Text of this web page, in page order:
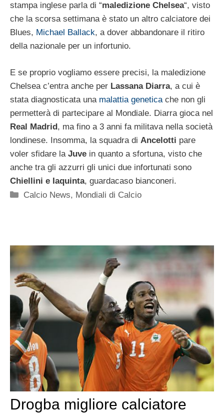
stampa inglese parla di “maledizione Chelsea“, visto
che la scorsa settimana è stato un altro calciatore dei
Blues, Michael Ballack, a dover abbandonare il ritiro
della nazionale per un infortunio.
E se proprio vogliamo essere precisi, la maledizione
Chelsea c’entra anche per Lassana Diarra, a cui è
stata diagnosticata una malattia genetica che non gli
permetterà di partecipare al Mondiale. Diarra gioca nel
Real Madrid, ma fino a 3 anni fa militava nella società
londinese. Insomma, la squadra di Ancelotti pare
voler sfidare la Juve in quanto a sfortuna, visto che
anche tra gli azzurri gli unici due infortunati sono
Chiellini e Iaquinta, guardacaso bianconeri.
Categorie
Calcio News, Mondiali di Calcio
Drogba migliore calciatore